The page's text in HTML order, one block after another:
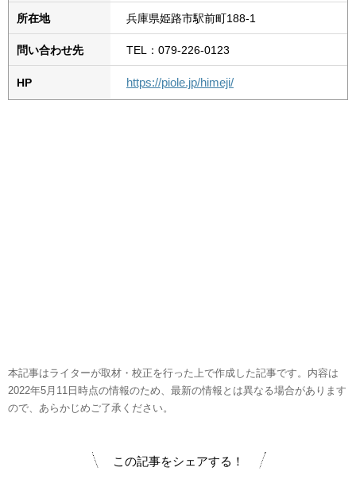
所在地 兵庫県姫路市駅前町188-1
問い合わせ先 TEL：079-226-0123
HP https://piole.jp/himeji/
本記事はライターが取材・校正を行った上で作成した記事です。内容は
2022年5月11日時点の情報のため、最新の情報とは異なる場合があります
ので、あらかじめご了承ください。
この記事をシェアする！